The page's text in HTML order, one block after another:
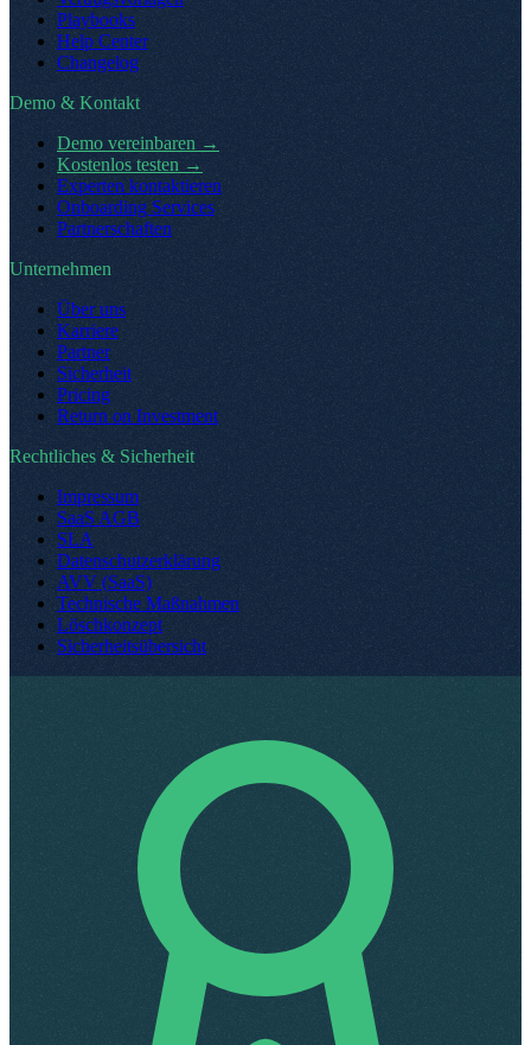
Playbooks
Help Center
Changelog
Demo & Kontakt
Demo vereinbaren →
Kostenlos testen →
Experten kontaktieren
Onboarding Services
Partnerschaften
Unternehmen
Über uns
Karriere
Partner
Sicherheit
Pricing
Return on Investment
Rechtliches & Sicherheit
Impressum
SaaS AGB
SLA
Datenschutzerklärung
AVV (SaaS)
Technische Maßnahmen
Löschkonzept
Sicherheitsübersicht